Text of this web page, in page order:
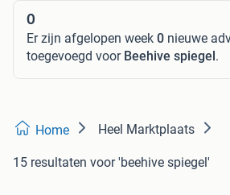
0
Er zijn afgelopen week 0 nieuwe
toegevoegd voor Beehive spiegel.
Home Heel Marktplaats
15 resultaten voor 'beehive spiegel'